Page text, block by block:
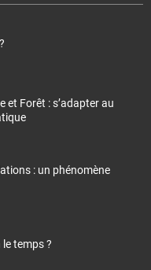
et Forêt : s’adapter au
: un phénomène
temps ?